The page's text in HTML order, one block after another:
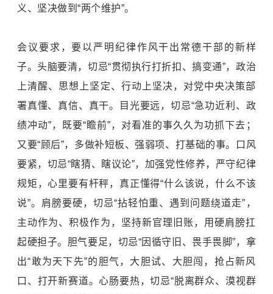
义、坚决做到“两个维护”。
会议要求，要以严明纪律作风干出常德干部的新样
子。头脑要清，切忌“贯彻执行打折扣、搞变通”，政治
上清醒、思想上坚定、行动上坚决，对党中央决策部
署真懂、真信、真干。目光要远，切忌“急功近利、政
绩冲动”，既要“瞻前”，对看准的事久久为功抓下去；
又要“顾后”，多做补短板、强弱项、打基础的事。口风
要紧，切忌“瞎猜、瞎议论”，加强党性修养，严守纪律
规矩，心里要有杆秤，真正懂得“什么该说，什么不该
说”。肩膀要硬，切忌“拈轻怕重、遇到问题绕道走”，
主动作为、积极作为，坚持新官理旧账，用硬肩膀扛
起硬担子。胆气要足，切忌“因循守旧、畏手畏脚”，拿
出“敢为天下先”的胆气，大胆试、大胆闯，抢占新风
口、打开新赛道。心肠要热，切忌“脱离群众、漠视群